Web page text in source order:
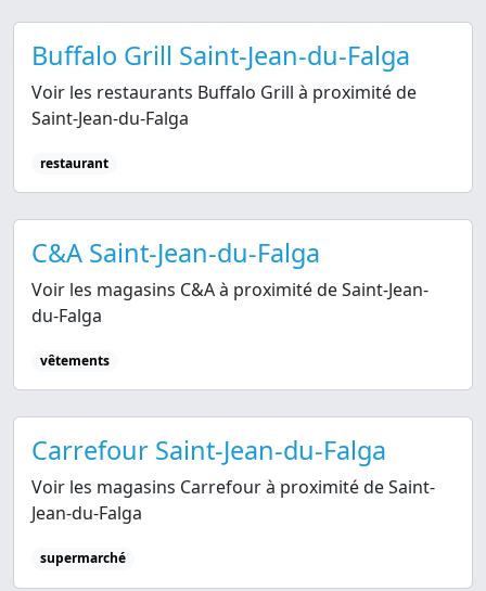
Buffalo Grill Saint-Jean-du-Falga
Voir les restaurants Buffalo Grill à proximité de
Saint-Jean-du-Falga
restaurant
C&A Saint-Jean-du-Falga
Voir les magasins C&A à proximité de Saint-Jean-
du-Falga
vêtements
Carrefour Saint-Jean-du-Falga
Voir les magasins Carrefour à proximité de Saint-
Jean-du-Falga
supermarché